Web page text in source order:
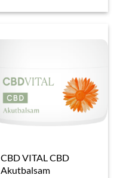
CBD VITAL CBD
Akutbalsam